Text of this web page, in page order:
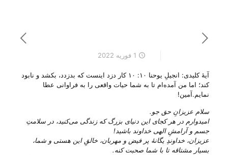
1 فوریه 2022
آیهٔ کلیدی: انجیلِ یوحنا ۱۰: ۱۰ کار دزد اینست که بدزدد، بکشد و نابود
کند؛ اما من آمده‌ام تا به شما حیات واقعی را به فراوانی عطا
نمایم.آمین!
سلام عزیزانِ حق جو.
امیدوارم در هر کجای این دنیای بزرگ که زندگی می‌‌کنید، در سلامتِ
جسم و آرامشِ الهی خداوند باشید!
عزیزان، خداوندِ یگانهٔ پر فیض و مهربان، خالقِ این هستی‌ و شما،
بسیار مشتاقه تا با شما صحبت کنه.